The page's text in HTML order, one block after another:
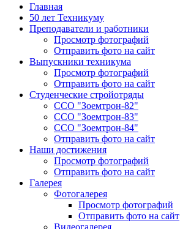
Главная
50 лет Техникуму
Преподаватели и работники
Просмотр фотографий
Отправить фото на сайт
Выпускники техникума
Просмотр фотографий
Отправить фото на сайт
Студенческие стройотряды
ССО "Зоемтрон-82"
ССО "Зоемтрон-83"
ССО "Зоемтрон-84"
Отправить фото на сайт
Наши достижения
Просмотр фотографий
Отправить фото на сайт
Галерея
Фотогалерея
Просмотр фотографий
Отправить фото на сайт
Видеогалерея